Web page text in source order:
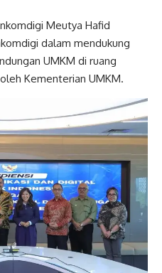
Meutya Hafid
dalam mendukung
UMKM di ruang
Kementerian UMKM.